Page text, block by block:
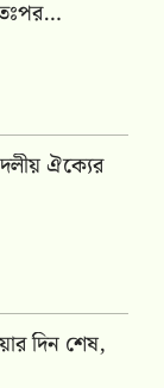
দলীয় ঐক্যের
দিন শেষ,